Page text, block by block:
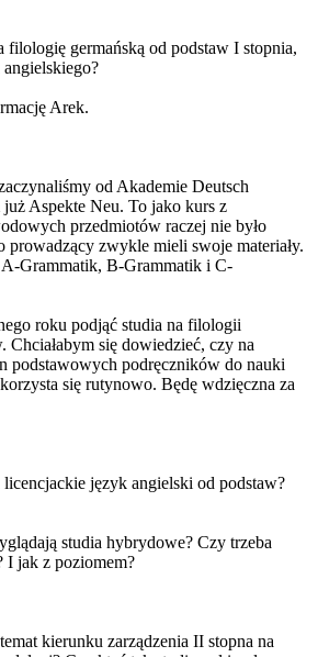
filologię germańską od podstaw I stopnia,
angielskiego?
Arek.
od Akademie Deutsch
Aspekte Neu. To jako kurs z
przedmiotów raczej nie było
prowadzący zwykle mieli swoje materiały.
Grammatik, B-Grammatik i C-
roku podjąć studia na filologii
Chciałabym się dowiedzieć, czy na
podstawowych podręczników do nauki
się rutynowo. Będę wdzięczna za
język angielski od podstaw?
studia hybrydowe? Czy trzeba
I jak z poziomem?
kierunku zarządzenia II stopna na